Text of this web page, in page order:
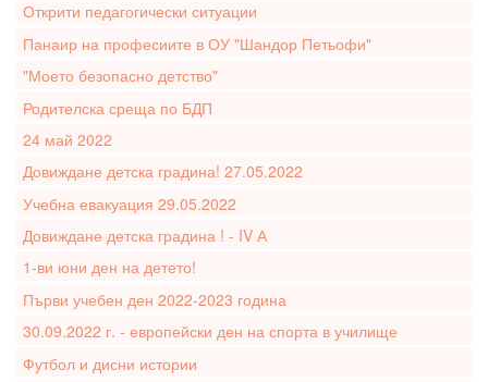
Открити педагогически ситуации
Панаир на професиите в ОУ "Шандор Петьофи"
"Моето безопасно детство"
Родителска среща по БДП
24 май 2022
Довиждане детска градина! 27.05.2022
Учебна евакуация 29.05.2022
Довиждане детска градина ! - IV А
1-ви юни ден на детето!
Първи учебен ден 2022-2023 година
30.09.2022 г. - европейски ден на спорта в училище
Футбол и дисни истории